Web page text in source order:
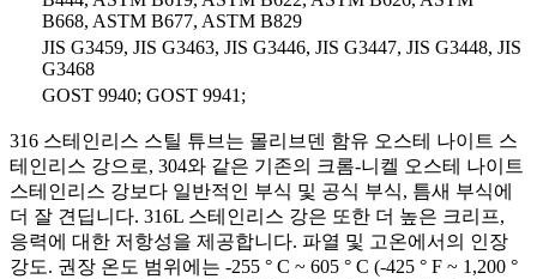
B668, ASTM B677, ASTM B829
JIS G3459, JIS G3463, JIS G3446, JIS G3447, JIS G3448, JIS
G3468
GOST 9940; GOST 9941;
316 스테인리스 스틸 튜브는 몰리브덴 함유 오스테 나이트 스
테인리스 강으로, 304와 같은 기존의 크롬-니켈 오스테 나이트
스테인리스 강보다 일반적인 부식 및 공식 부식, 틈새 부식에
더 잘 견딥니다. 316L 스테인리스 강은 또한 더 높은 크리프,
응력에 대한 저항성을 제공합니다. 파열 및 고온에서의 인장
강도. 권장 온도 범위에는 -255 ° C ~ 605 ° C (-425 ° F ~ 1,200 °